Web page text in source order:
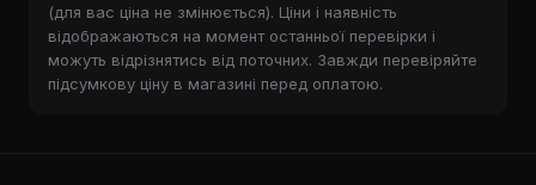
(для вас ціна не змінюється). Ціни і наявність
відображаються на момент останньої перевірки і
можуть відрізнятись від поточних. Завжди перевіряйте
підсумкову ціну в магазині перед оплатою.